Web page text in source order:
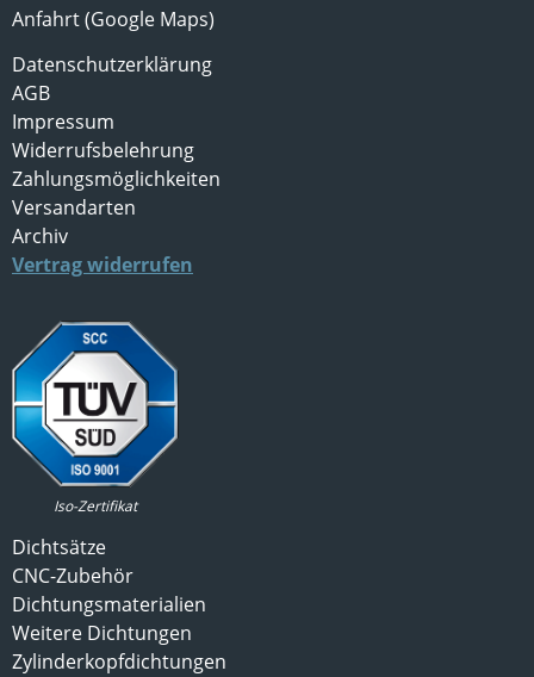
Anfahrt (Google Maps)
Datenschutzerklärung
AGB
Impressum
Widerrufsbelehrung
Zahlungsmöglichkeiten
Versandarten
Archiv
Vertrag widerrufen
Iso-Zertifikat
Dichtsätze
CNC-Zubehör
Dichtungsmaterialien
Weitere Dichtungen
Zylinderkopfdichtungen